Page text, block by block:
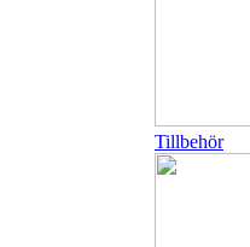
Tillbehör